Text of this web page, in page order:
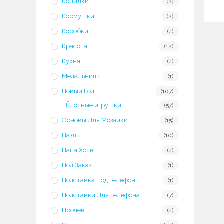
(2)
Кормушки (2)
Коробки (4)
Красота (12)
Кухня (4)
Медальницы (1)
Новый Год (107)
Ёлочные игрушки (57)
Основы Для Мозайки (15)
Пазлы (10)
Папа Хочет (4)
Под Заказ (1)
Подставка Под Телефон (1)
Подставки Для Телефона (7)
Прочее (4)